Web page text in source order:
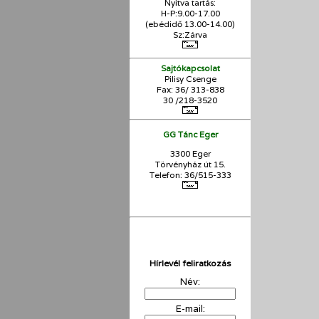
Nyitva tartás:
H-P:9.00-17.00
(ebédidő 13.00-14.00)
Sz:Zárva
Sajtókapcsolat
Pilisy Csenge
Fax: 36/ 313-838
30 /218-3520
GG Tánc Eger
3300 Eger
Törvényház út 15.
Telefon: 36/515-333
Hírlevél feliratkozás
Név:
E-mail: